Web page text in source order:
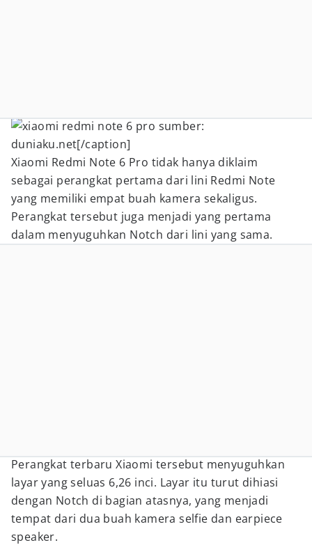
sumber:
duniaku.net[/caption]
Xiaomi Redmi Note 6 Pro tidak hanya diklaim
sebagai perangkat pertama dari lini Redmi Note
yang memiliki empat buah kamera sekaligus.
Perangkat tersebut juga menjadi yang pertama
dalam menyuguhkan Notch dari lini yang sama.
Perangkat terbaru Xiaomi tersebut menyuguhkan
layar yang seluas 6,26 inci. Layar itu turut dihiasi
dengan Notch di bagian atasnya, yang menjadi
tempat dari dua buah kamera selfie dan earpiece
speaker.